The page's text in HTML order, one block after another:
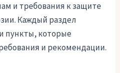
и требования к защите
Каждый раздел
пункты, которые
и рекомендации.